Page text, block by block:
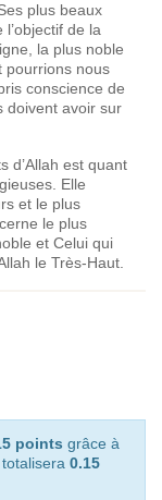
plus beaux
de la
la plus noble
pourrions nous
conscience de
doivent avoir sur
d’Allah est quant
Elle
et le plus
le plus
et Celui qui
le Très-Haut.
points grâce à
0.15